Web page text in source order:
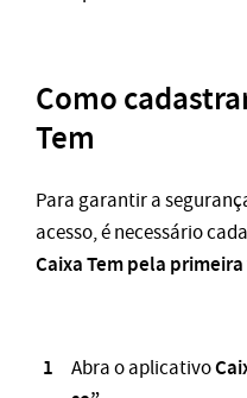
Como
Tem
Para garantir a
acesso, é necessário
Caixa Tem pela primeira
Abra o aplicativo